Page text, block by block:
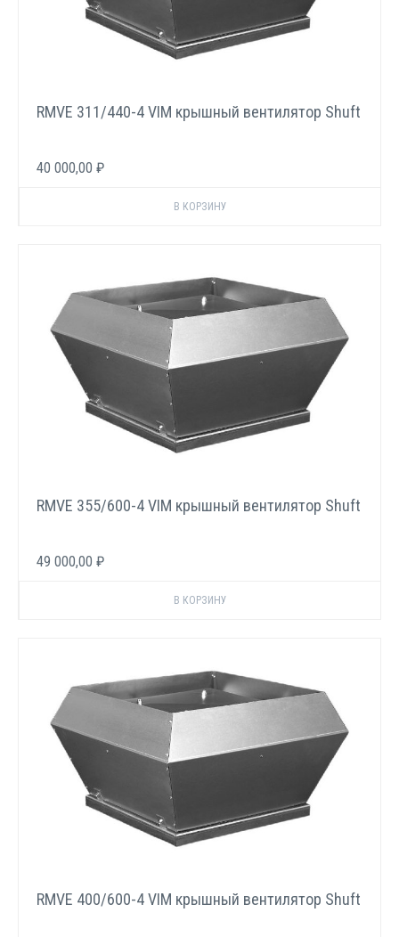
RMVE 311/440-4 VIM крышный вентилятор Shuft
40 000,00 ₽
RMVE 355/600-4 VIM крышный вентилятор Shuft
49 000,00 ₽
RMVE 400/600-4 VIM крышный вентилятор Shuft